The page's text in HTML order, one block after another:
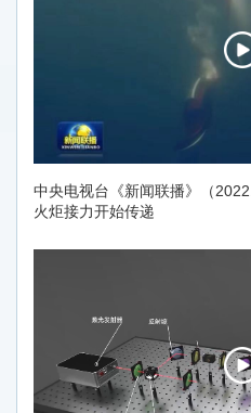
中央电视台《新闻联播》（
火炬接力开始传递